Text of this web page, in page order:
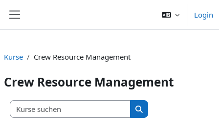
Login
Kurse Crew Resource Management
Crew Resource Management
Kurse suchen
Kurse suchen